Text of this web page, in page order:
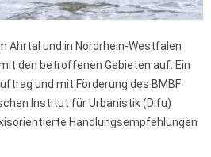
Ahrtal und in Nordrhein-Westfalen
den betroffenen Gebieten auf. Ein
und mit Förderung des BMBF
Institut für Urbanistik (Difu)
Handlungsempfehlungen